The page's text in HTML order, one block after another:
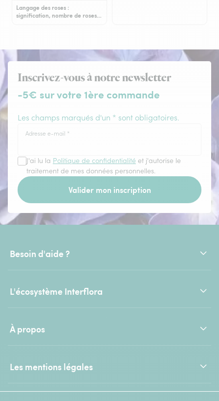
Langage des roses :
signification, nombre de roses…
Inscrivez-vous à notre newsletter
-5€ sur votre 1ère commande
Les champs marqués d'un * sont obligatoires.
Adresse e-mail *
J'ai lu la Politique de confidentialité et j'autorise le
traitement de mes données personnelles.
Valider mon inscription
Besoin d'aide ?
L'écosystème Interflora
À propos
Les mentions légales